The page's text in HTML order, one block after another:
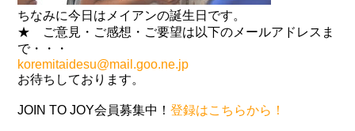
ちなみに今日はメイアンの誕生日です。
★ ご意見・ご感想・ご要望は以下のメールアドレスま
で・・・
koremitaidesu@mail.goo.ne.jp
お待ちしております。
JOIN TO JOY会員募集中！登録はこちらから！